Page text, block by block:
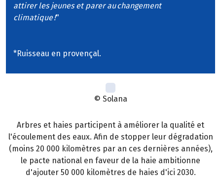
attirer les jeunes et parer au changement
climatique !"
*Ruisseau en provençal.
© Solana
Arbres et haies participent à améliorer la qualité et
l'écoulement des eaux. Afin de stopper leur dégradation
(moins 20 000 kilomètres par an ces dernières années),
le pacte national en faveur de la haie ambitionne
d'ajouter 50 000 kilomètres de haies d'ici 2030.